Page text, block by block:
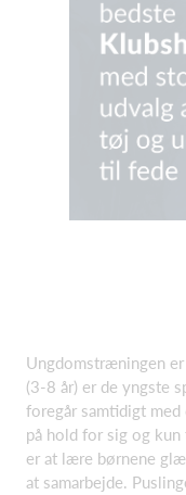
Ungdomstræningen
(3-8 år) er de yngste
foregår samtidigt
på hold for sig og
er at lære børnene
at samarbejde.